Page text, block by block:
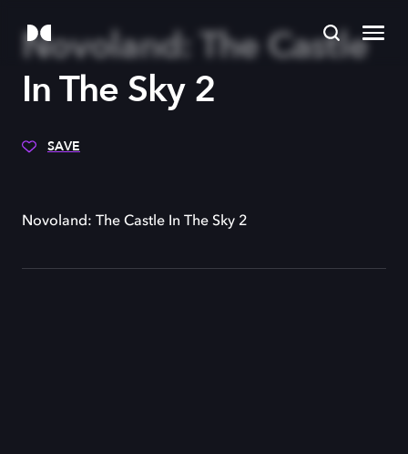
Novoland: The Castle
In The Sky 2
SAVE
Novoland: The Castle In The Sky 2